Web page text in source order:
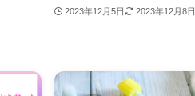
2023年12月5日 2023年12月8日